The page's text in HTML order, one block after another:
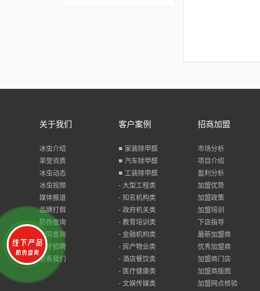
关于我们
冰虫介绍
荣誉资质
冰虫动态
冰虫视频
媒体报道
品牌打假
防伪查询
合同查询
人才招聘
联系我们
客户案例
■ 家装除甲醛
■ 汽车除甲醛
■ 工装除甲醛
- 大型工程类
- 知名机构类
- 政府机关类
- 教育培训类
- 金融机构类
- 房产物业类
- 酒店餐饮类
- 医疗健康类
- 文娱传媒类
招商加盟
市场分析
项目介绍
盈利分析
加盟优势
加盟政策
加盟培训
下店指导
最新加盟商
优秀加盟商
加盟商门店
加盟商版图
加盟网点核验